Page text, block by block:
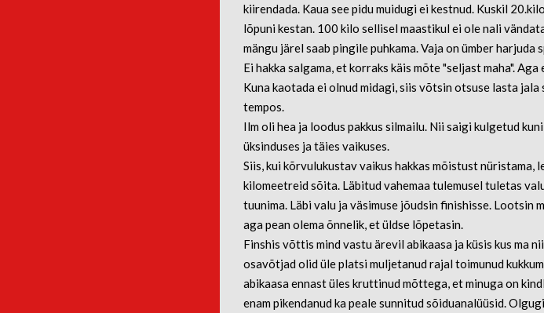
kiirendada. Kaua see pidu muidugi ei kestnud. Kuskil
lõpuni kestan. 100 kilo sellisel maastikul ei ole nali
mängu järel saab pingile puhkama. Vaja on ümber
Ei hakka salgama, et korraks käis mõte "seljast maha".
Kuna kaotada ei olnud midagi, siis võtsin otsuse lasta
tempos.
Ilm oli hea ja loodus pakkus silmailu. Nii saigi kulgetud
üksinduses ja täies vaikuses.
Siis, kui kõrvulukustav vaikus hakkas mõistust nüristama,
kilomeetreid sõita. Läbitud vahemaa tulemusel tuletas
tuunima. Läbi valu ja väsimuse jõudsin finishisse. Lootsin
aga pean olema õnnelik, et üldse lõpetasin.
Finshis võttis mind vastu ärevil abikaasa ja küsis kus ma
osavõtjad olid üle platsi muljetanud rajal toimunud
abikaasa ennast üles kruttinud mõttega, et minuga on
enam pikendanud ka peale sunnitud sõiduanalüüsid.